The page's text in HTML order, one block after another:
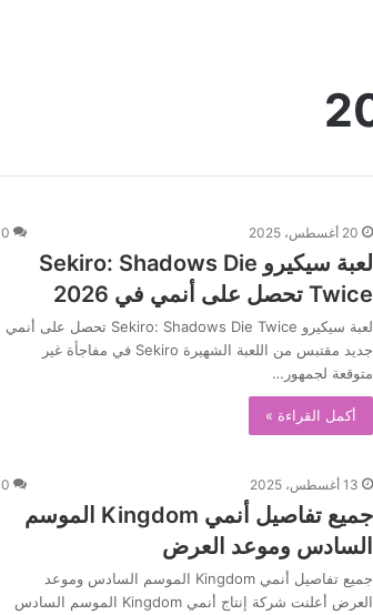
20 أغسطس، 2025 0
لعبة سيكيرو Sekiro: Shadows Die
Twice تحصل على أنمي في 2026
لعبة سيكيرو Sekiro: Shadows Die Twice تحصل على أنمي
جديد مقتبس من اللعبة الشهيرة Sekiro في مفاجأة غير
متوقعة لجمهور…
أكمل القراءة »
13 أغسطس، 2025 0
جميع تفاصيل أنمي Kingdom الموسم
السادس وموعد العرض
جميع تفاصيل أنمي Kingdom الموسم السادس وموعد
العرض أعلنت شركة إنتاج أنمي Kingdom الموسم السادس